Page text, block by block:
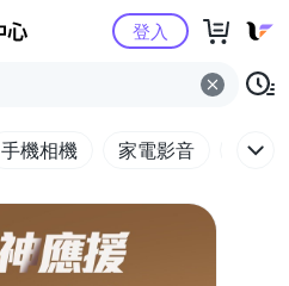
Yahoo購物中心
登入
手機相機 家電影音 電腦